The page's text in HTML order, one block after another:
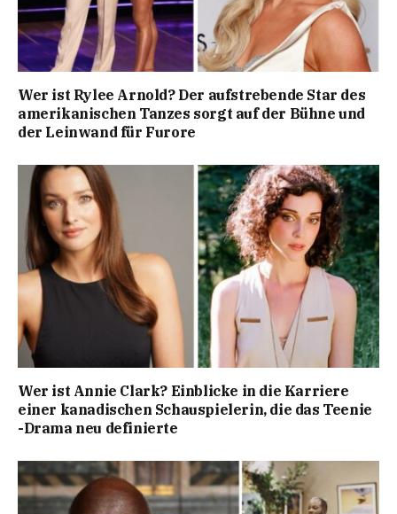
Wer ist Rylee Arnold? Der aufstrebende Star des
amerikanischen Tanzes sorgt auf der Bühne und
der Leinwand für Furore
Wer ist Annie Clark? Einblicke in die Karriere
einer kanadischen Schauspielerin, die das Teenie
-Drama neu definierte